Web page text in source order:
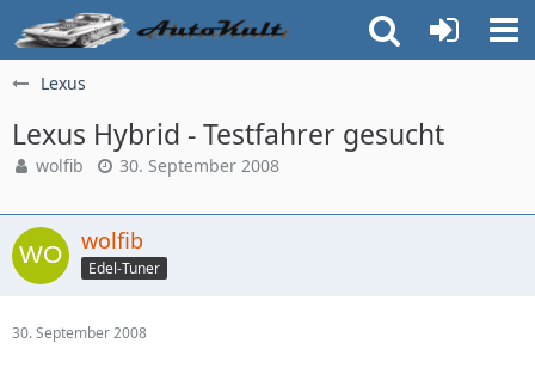
Lexus
Lexus Hybrid - Testfahrer gesucht
wolfib 30. September 2008
wolfib
Edel-Tuner
30. September 2008